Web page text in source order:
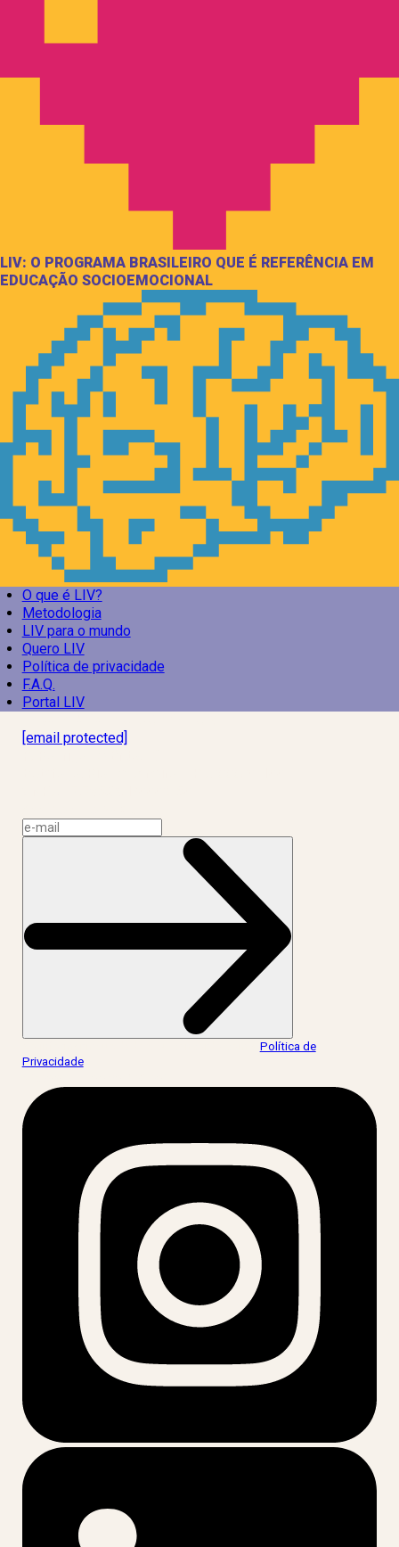
LIV: O PROGRAMA BRASILEIRO QUE É REFERÊNCIA EM
EDUCAÇÃO SOCIOEMOCIONAL
O que é LIV?
Metodologia
LIV para o mundo
Quero LIV
Política de privacidade
F.A.Q.
Portal LIV
[email protected]
Política de
Privacidade.